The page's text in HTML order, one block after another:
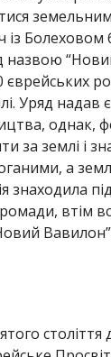
земельним
із Болеховом
назвою
єврейських
Уряд надав
однак,
за землі і
а
знаходила
втім